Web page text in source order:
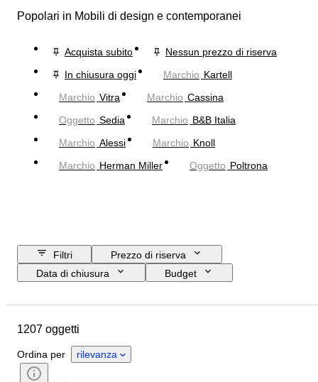
Popolari in Mobili di design e contemporanei
Acquista subito
Nessun prezzo di riserva
In chiusura oggi
Marchio Kartell
Marchio Vitra Marchio Cassina
Oggetto Sedia Marchio B&B Italia
Marchio Alessi Marchio Knoll
Marchio Herman Miller Oggetto Poltrona
Filtri
Prezzo di riserva
Data di chiusura
Budget
Oggetto
Materiale
Condizioni
1207 oggetti
Ordina per rilevanza